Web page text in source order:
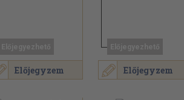
Előjegyzem Előjegyzem